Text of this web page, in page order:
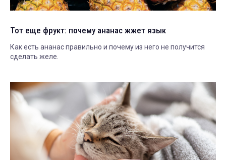
Тот еще фрукт: почему ананас жжет язык
Как есть ананас правильно и почему из него не получится
сделать желе.